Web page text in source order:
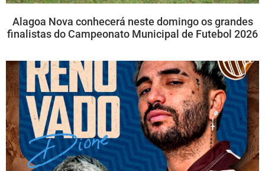
Alagoa Nova conhecerá neste domingo os grandes
finalistas do Campeonato Municipal de Futebol 2026